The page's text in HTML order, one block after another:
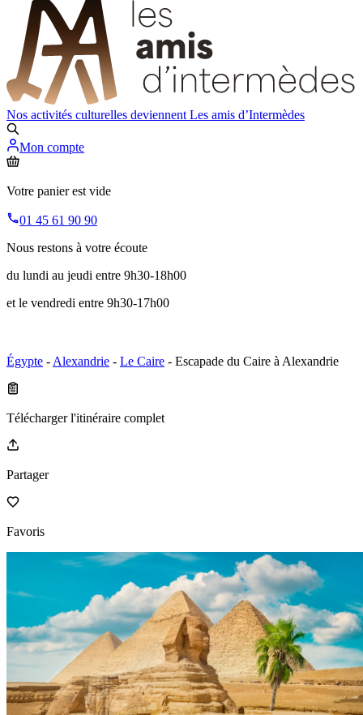
Nos activités culturelles deviennent Les amis d’Intermèdes
Mon compte
Votre panier est vide
01 45 61 90 90
Nous restons à votre écoute
du lundi au jeudi entre 9h30-18h00
et le vendredi entre 9h30-17h00
Égypte - Alexandrie - Le Caire - Escapade du Caire à Alexandrie
Télécharger l'itinéraire complet
Partager
Favoris